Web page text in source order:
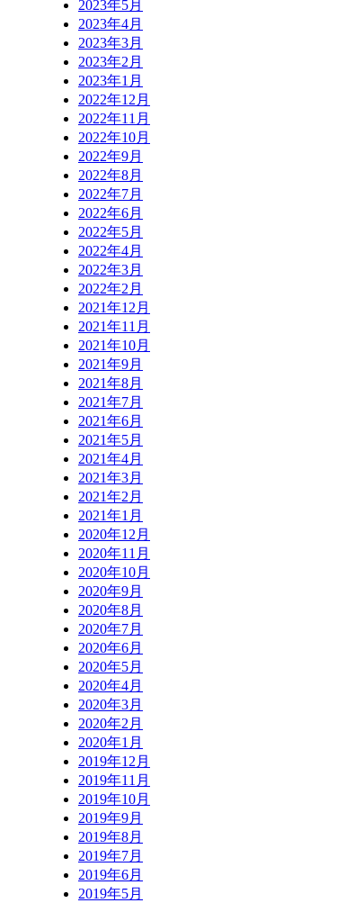
2023年5月
2023年4月
2023年3月
2023年2月
2023年1月
2022年12月
2022年11月
2022年10月
2022年9月
2022年8月
2022年7月
2022年6月
2022年5月
2022年4月
2022年3月
2022年2月
2021年12月
2021年11月
2021年10月
2021年9月
2021年8月
2021年7月
2021年6月
2021年5月
2021年4月
2021年3月
2021年2月
2021年1月
2020年12月
2020年11月
2020年10月
2020年9月
2020年8月
2020年7月
2020年6月
2020年5月
2020年4月
2020年3月
2020年2月
2020年1月
2019年12月
2019年11月
2019年10月
2019年9月
2019年8月
2019年7月
2019年6月
2019年5月